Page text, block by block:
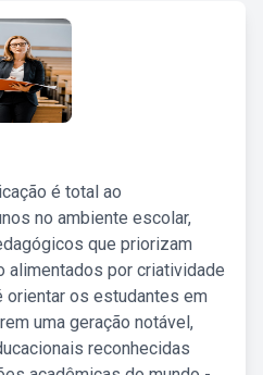
é total ao
no ambiente escolar,
que priorizam
alimentados por criatividade
orientar os estudantes em
uma geração notável,
reconhecidas